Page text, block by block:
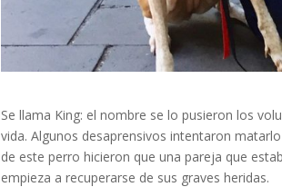
Se llama King: el nombre se lo pusieron los
vida. Algunos desaprensivos intentaron
de este perro hicieron que una pareja que
empieza a recuperarse de sus graves heridas.